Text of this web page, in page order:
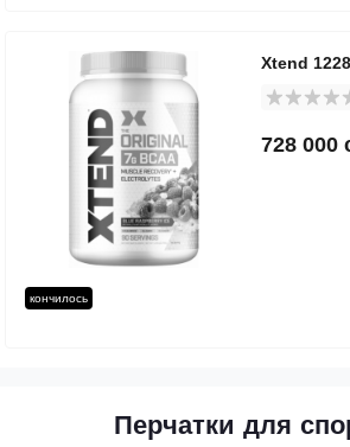
кончилось
Xtend
728 000
Перчатки для